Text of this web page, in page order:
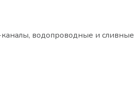
водопроводные и